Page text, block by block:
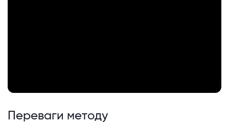
Переваги методу